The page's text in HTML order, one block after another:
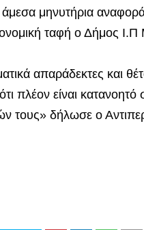
μηνυτήρια
ταφή ο Δήμος
απαράδεκτες και
πλέον είναι
τους» δήλωσε ο